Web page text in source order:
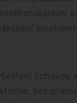
jícnovou
bez